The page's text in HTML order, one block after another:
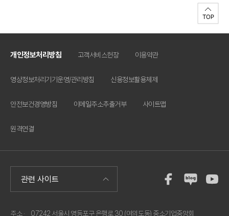
개인정보처리방침 고객서비스헌장 이용약관
영상정보처리기기운영/관리방침 신용정보활용체제
안전보건경영방침 이메일주소추출거부 사이트맵
원격연결
주소 · 07242 서울시 영등포구 은행로 30 (여의도동) 중소기업중앙회